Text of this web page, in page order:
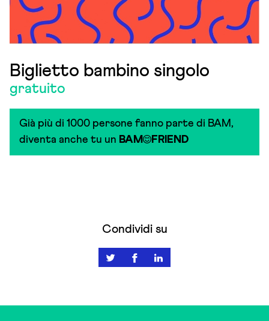
Biglietto bambino singolo
gratuito
Già più di 1000 persone fanno parte di BAM,
diventa anche tu un BAM FRIEND
Condividi su